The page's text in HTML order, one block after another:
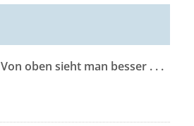
Von oben sieht man besser . . .